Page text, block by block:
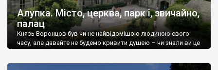
Алупка. Місто, церква, парк і, звичайно,
палац
Князь Воронцов був чи не найвідомішою людиною свого
часу, але давайте не будемо кривити душею – чи знали ви це